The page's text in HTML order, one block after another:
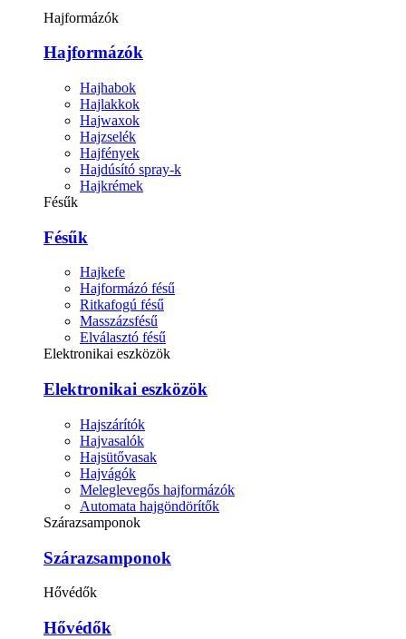
Hajformázók
Hajformázók
Hajhabok
Hajlakkok
Hajwaxok
Hajzselék
Hajfények
Hajdúsító spray-k
Hajkrémek
Fésűk
Fésűk
Hajkefe
Hajformázó fésű
Ritkafogú fésű
Masszázsfésű
Elválasztó fésű
Elektronikai eszközök
Elektronikai eszközök
Hajszárítók
Hajvasalók
Hajsütővasak
Hajvágók
Meleglevegős hajformázók
Automata hajgöndörítők
Szárazsamponok
Szárazsamponok
Hővédők
Hővédők